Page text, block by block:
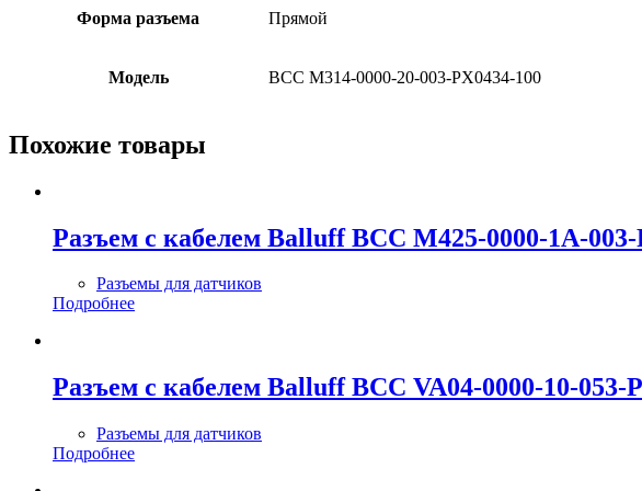
Форма разъема Прямой
Модель BCC M314-0000-20-003-PX0434-100
Похожие товары
Разъем с кабелем Balluff BCC M425-0000-1A-003-
Разъемы для датчиков
Подробнее
Разъем с кабелем Balluff BCC VA04-0000-10-053-
Разъемы для датчиков
Подробнее